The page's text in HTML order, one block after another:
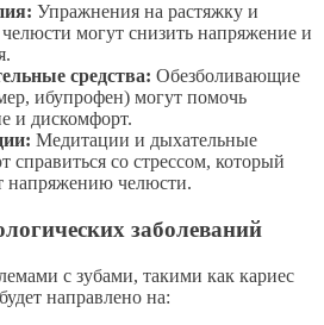
Упражнения на растяжку и
могут снизить напряжение и
средства: Обезболивающие
ибупрофен) могут помочь
и дискомфорт.
Медитации и дыхательные
справиться со стрессом, который
напряжению челюсти.
заболеваний
с зубами, такими как кариес
направлено на: